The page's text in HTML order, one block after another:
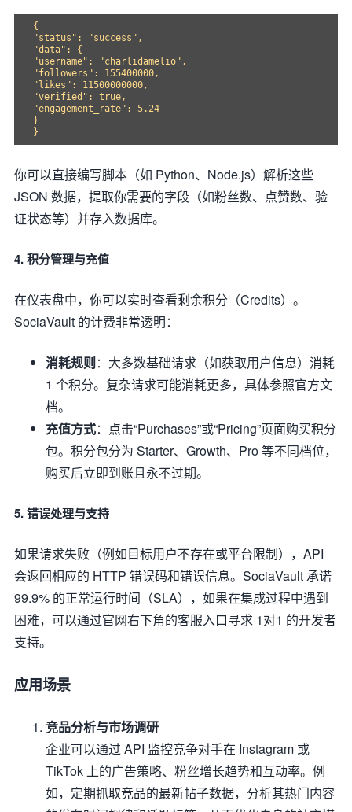
{
"status": "success",
"data": {
"username": "charlidamelio",
"followers": 155400000,
"likes": 11500000000,
"verified": true,
"engagement_rate": 5.24
}
你可以直接编写脚本（如 Python、Node.js）解析这些
JSON 数据，提取你需要的字段（如粉丝数、点赞数、验
证状态等）并存入数据库。
4. 积分管理与充值
在仪表盘中，你可以实时查看剩余积分（Credits）。
SociaVault 的计费非常透明：
消耗规则：大多数基础请求（如获取用户信息）消耗
1 个积分。复杂请求可能消耗更多，具体参照官方文
档。
充值方式：点击“Purchases”或“Pricing”页面购买积分
包。积分包分为 Starter、Growth、Pro 等不同档位，
购买后立即到账且永不过期。
5. 错误处理与支持
如果请求失败（例如目标用户不存在或平台限制），API
会返回相应的 HTTP 错误码和错误信息。SociaVault 承诺
99.9% 的正常运行时间（SLA），如果在集成过程中遇到
困难，可以通过官网右下角的客服入口寻求 1对1 的开发者
支持。
应用场景
竞品分析与市场调研
企业可以通过 API 监控竞争对手在 Instagram 或
TikTok 上的广告策略、粉丝增长趋势和互动率。例
如，定期抓取竞品的最新帖子数据，分析其热门内容